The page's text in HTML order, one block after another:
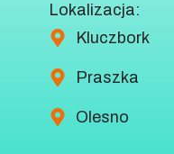
Lokalizacja:
Kluczbork
Praszka
Olesno